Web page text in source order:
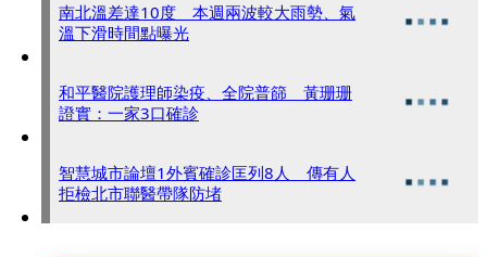
南北溫差達10度 本週兩波較大雨勢、氣
溫下滑時間點曝光
和平醫院護理師染疫、全院普篩 黃珊珊
證實：一家3口確診
智慧城市論壇1外賓確診匡列8人 傳有人
拒檢北市聯醫帶隊防堵